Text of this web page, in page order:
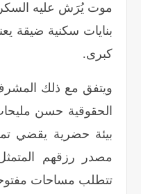
موت يُرَش عليه
بنايات سكنية ضيقة
كبرى.
ويتفق مع ذلك
الحقوقية حسن
بيئة حضرية يقضي
مصدر رزقهم
تتطلب مساحات